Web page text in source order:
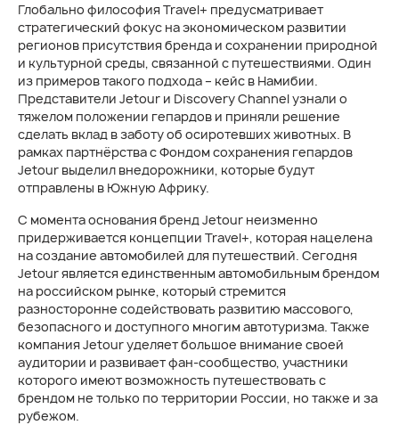
Глобально философия Travel+ предусматривает
стратегический фокус на экономическом развитии
регионов присутствия бренда и сохранении природной
и культурной среды, связанной с путешествиями. Один
из примеров такого подхода – кейс в Намибии.
Представители Jetour и Discovery Channel узнали о
тяжелом положении гепардов и приняли решение
сделать вклад в заботу об осиротевших животных. В
рамках партнёрства с Фондом сохранения гепардов
Jetour выделил внедорожники, которые будут
отправлены в Южную Африку.
С момента основания бренд Jetour неизменно
придерживается концепции Travel+, которая нацелена
на создание автомобилей для путешествий. Сегодня
Jetour является единственным автомобильным брендом
на российском рынке, который стремится
разносторонне содействовать развитию массового,
безопасного и доступного многим автотуризма. Также
компания Jetour уделяет большое внимание своей
аудитории и развивает фан-сообщество, участники
которого имеют возможность путешествовать с
брендом не только по территории России, но также и за
рубежом.